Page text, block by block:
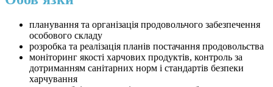
планування та організація продовольчого забезпечення
особового складу
розробка та реалізація планів постачання продовольства
моніторинг якості харчових продуктів, контроль за
дотриманням санітарних норм і стандартів безпеки
харчування